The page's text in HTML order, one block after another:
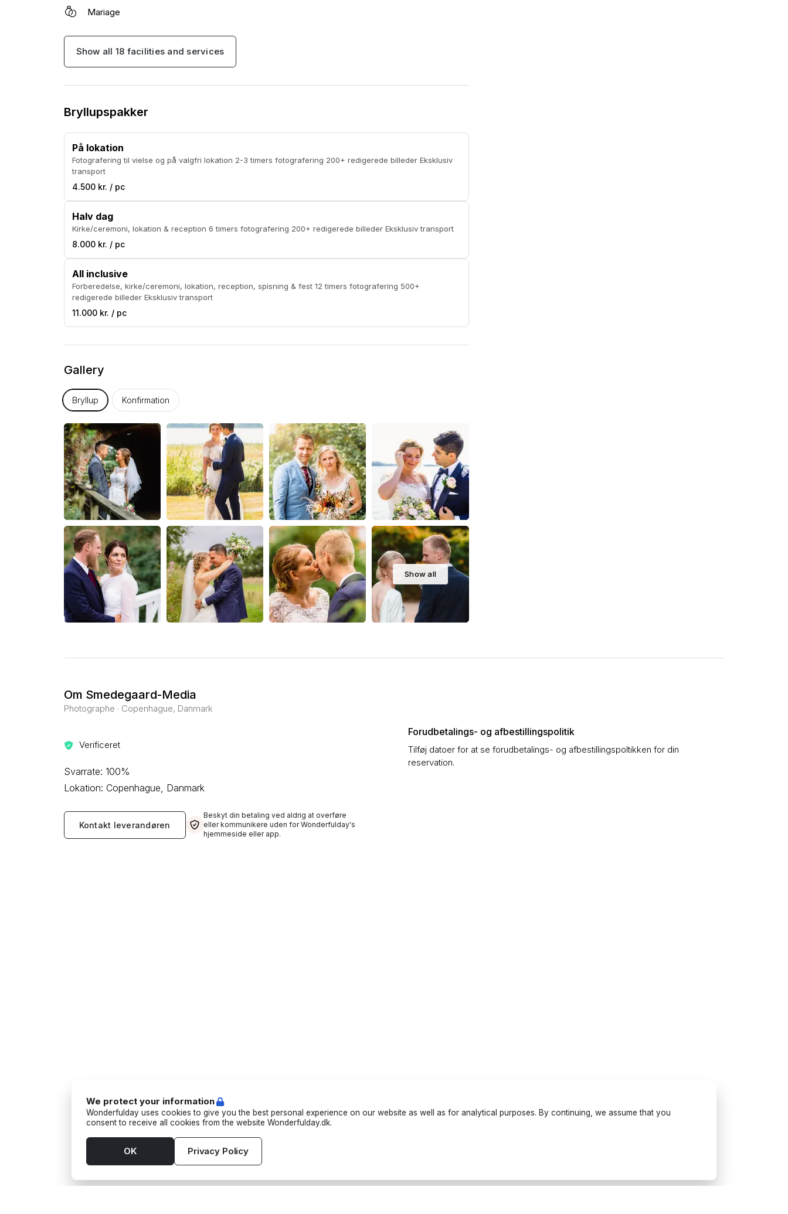
Mariage
Show all 18 facilities and services
Bryllupspakker
På lokation
Fotografering til vielse og på valgfri lokation 2-3 timers fotografering 200+ redigerede billeder Eksklusiv
transport
4.500 kr. / pc
Halv dag
Kirke/ceremoni, lokation & reception 6 timers fotografering 200+ redigerede billeder Eksklusiv transport
8.000 kr. / pc
All inclusive
Forberedelse, kirke/ceremoni, lokation, reception, spisning & fest 12 timers fotografering 500+
redigerede billeder Eksklusiv transport
11.000 kr. / pc
Gallery
Bryllup Konfirmation
Show all
Om Smedegaard-Media
Photographe · Copenhague, Danmark
Verificeret
Svarrate: 100%
Lokation: Copenhague, Danmark
Kontakt leverandøren
Beskyt din betaling ved aldrig at overføre
eller kommunikere uden for Wonderfulday's
hjemmeside eller app.
Forudbetalings- og afbestillingspolitik
Tilføj datoer for at se forudbetalings- og afbestillingspoltikken for din
reservation.
We protect your information
Wonderfulday uses cookies to give you the best personal experience on our website as well as for analytical purposes. By continuing, we assume that you
consent to receive all cookies from the website Wonderfulday.dk.
Privacy Policy
OK